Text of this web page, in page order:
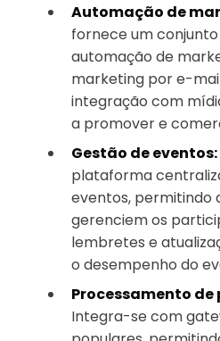
Automação de
fornece um
automação de
marketing por e-
integração com
a promover e
Gestão de eventos:
plataforma
eventos, permitindo
gerenciem os
lembretes e
o desempenho do
Processamento
Integra-se com